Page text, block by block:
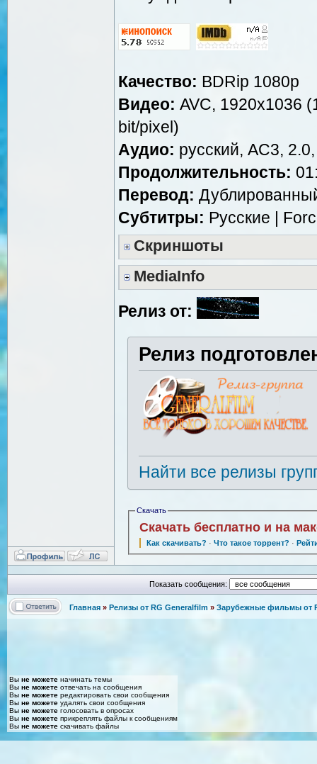
Качество: BDRip 1080p
Видео: AVC, 1920x1036
bit/pixel)
Аудио: русский, AC3,
Продолжительность:
Перевод:
Субтитры: Русские |
Скриншоты
MediaInfo
Релиз от:
Релиз
Найти все релизы
Скачать
Скачать бесплатно и на
Как скачивать? · Что такое торрент? ·
Показать сообщения:
Главная » Релизы от RG Generalfilm » Зарубежные фильмы от
Вы не можете начинать темы
Вы не можете отвечать на сообщения
Вы не можете редактировать свои сообщения
Вы не можете удалять свои сообщения
Вы не можете голосовать в опросах
Вы не можете прикреплять файлы к сообщениям
Вы не можете скачивать файлы